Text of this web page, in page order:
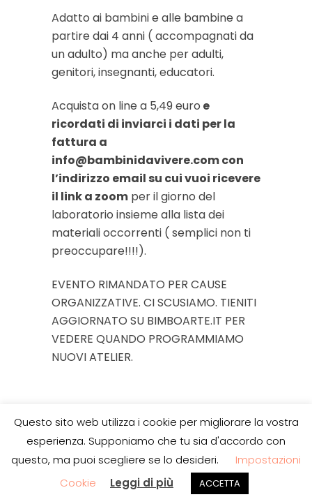
Adatto ai bambini e alle bambine a
partire dai 4 anni ( accompagnati da
un adulto) ma anche per adulti,
genitori, insegnanti, educatori.
Acquista on line a 5,49 euro e
ricordati di inviarci i dati per la
fattura a
info@bambinidavivere.com con
l’indirizzo email su cui vuoi ricevere
il link a zoom per il giorno del
laboratorio insieme alla lista dei
materiali occorrenti ( semplici non ti
preoccupare!!!!).
EVENTO RIMANDATO PER CAUSE
ORGANIZZATIVE. CI SCUSIAMO. TIENITI
AGGIORNATO SU BIMBOARTE.IT PER
VEDERE QUANDO PROGRAMMIAMO
NUOVI ATELIER.
Tags:attività,bambini,bimbòarte,
didattica on line, laboratori,on
line ,zoom
Questo sito web utilizza i cookie per migliorare la vostra
esperienza. Supponiamo che tu sia d'accordo con
questo, ma puoi scegliere se lo desideri.
Impostazioni
Cookie
Leggi di più ACCETTA